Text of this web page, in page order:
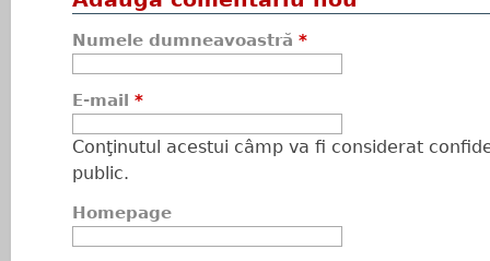
Numele dumneavoastră *
E-mail *
Conţinutul acestui câmp va fi considerat
public.
Homepage